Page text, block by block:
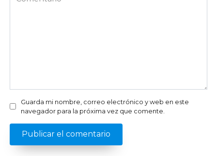
Guarda mi nombre, correo electrónico y web en este
navegador para la próxima vez que comente.